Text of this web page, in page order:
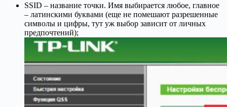
SSID – название точки. Имя выбирается любое, главное
– латинскими буквами (еще не помешают разрешенные
символы и цифры, тут уж выбор зависит от личных
предпочтений);